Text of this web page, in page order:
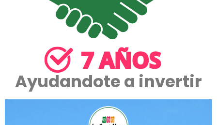
Ayudandote a invertir